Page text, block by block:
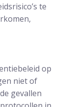
te
op
niet of
gevallen